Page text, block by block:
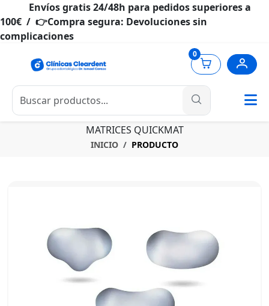
Envíos gratis 24/48h para pedidos superiores a
100€ / 👉Compra segura: Devoluciones sin
complicaciones
0
MATRICES QUICKMAT
INICIO PRODUCTO